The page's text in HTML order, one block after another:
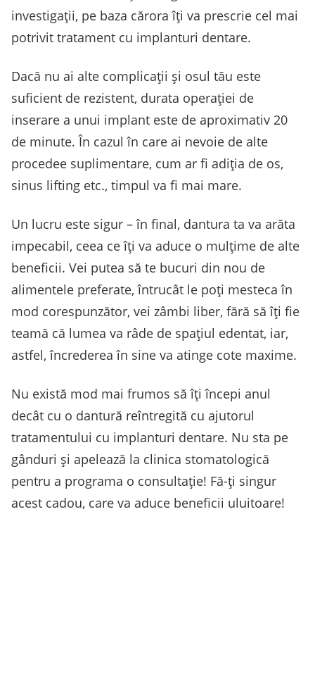
investigații, pe baza cărora îți va prescrie cel mai
potrivit tratament cu implanturi dentare.
Dacă nu ai alte complicații și osul tău este
suficient de rezistent, durata operației de
inserare a unui implant este de aproximativ 20
de minute. În cazul în care ai nevoie de alte
procedee suplimentare, cum ar fi adiția de os,
sinus lifting etc., timpul va fi mai mare.
Un lucru este sigur – în final, dantura ta va arăta
impecabil, ceea ce îți va aduce o mulțime de alte
beneficii. Vei putea să te bucuri din nou de
alimentele preferate, întrucât le poți mesteca în
mod corespunzător, vei zâmbi liber, fără să îți fie
teamă că lumea va râde de spațiul edentat, iar,
astfel, încrederea în sine va atinge cote maxime.
Nu există mod mai frumos să îți începi anul
decât cu o dantură reîntregită cu ajutorul
tratamentului cu implanturi dentare. Nu sta pe
gânduri și apelează la clinica stomatologică
pentru a programa o consultație! Fă-ți singur
acest cadou, care va aduce beneficii uluitoare!